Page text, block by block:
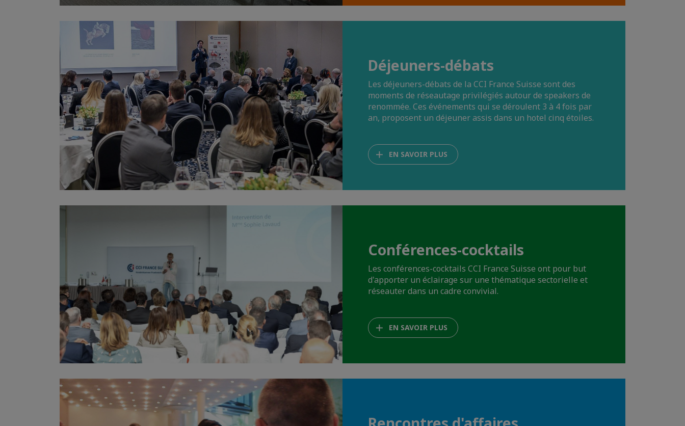
Déjeuners-débats
Les déjeuners-débats de la CCI France Suisse sont des
moments de réseautage privilégiés autour de speakers de
renommée. Ces événements qui se déroulent 3 à 4 fois par
an, proposent un déjeuner assis dans un hotel cinq étoiles.
EN SAVOIR PLUS
Conférences-cocktails
Les conférences-cocktails CCI France Suisse ont pour but
d'apporter un éclairage sur une thématique sectorielle et
réseauter dans un cadre convivial.
EN SAVOIR PLUS